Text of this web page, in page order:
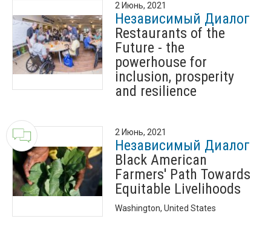
2 Июнь, 2021
Независимый Диалог
Restaurants of the
Future - the
powerhouse for
inclusion, prosperity
and resilience
2 Июнь, 2021
Независимый Диалог
Black American
Farmers' Path Towards
Equitable Livelihoods
Washington, United States